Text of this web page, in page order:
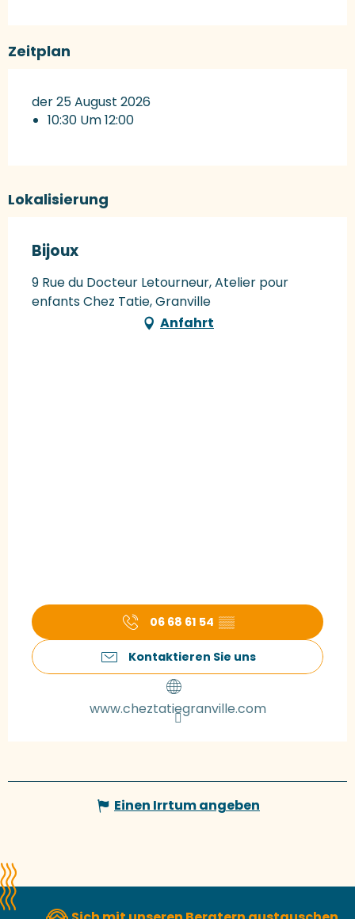
Zeitplan
der 25 August 2026
10:30 Um 12:00
Lokalisierung
Bijoux
9 Rue du Docteur Letourneur, Atelier pour
enfants Chez Tatie, Granville
Anfahrt
06 68 61 54 ▒▒
Kontaktieren Sie uns
www.cheztatiegranville.com
Einen Irrtum angeben